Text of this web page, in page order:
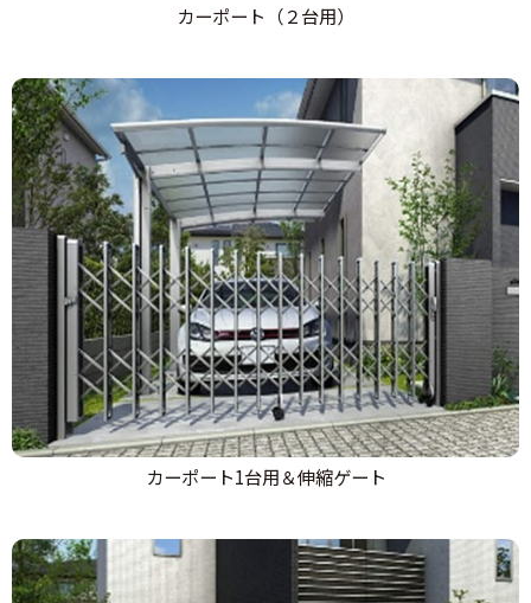
カーポート（２台用）
カーポート1台用＆伸縮ゲート